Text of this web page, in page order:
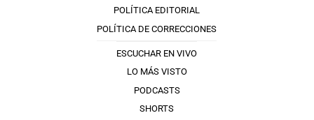
POLÍTICA EDITORIAL
POLÍTICA DE CORRECCIONES
ESCUCHAR EN VIVO
LO MÁS VISTO
PODCASTS
SHORTS